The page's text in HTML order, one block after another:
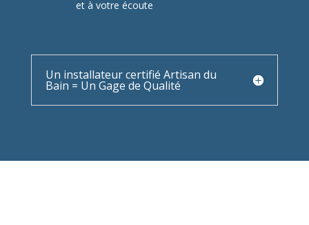
et à votre écoute
Un installateur certifié Artisan du
Bain = Un Gage de Qualité